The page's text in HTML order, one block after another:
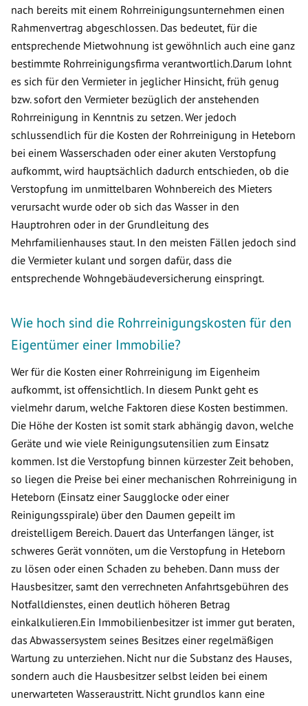
nach bereits mit einem Rohrreinigungsunternehmen einen
Rahmenvertrag abgeschlossen. Das bedeutet, für die
entsprechende Mietwohnung ist gewöhnlich auch eine ganz
bestimmte Rohrreinigungsfirma verantwortlich.Darum lohnt
es sich für den Vermieter in jeglicher Hinsicht, früh genug
bzw. sofort den Vermieter bezüglich der anstehenden
Rohrreinigung in Kenntnis zu setzen. Wer jedoch
schlussendlich für die Kosten der Rohrreinigung in Heteborn
bei einem Wasserschaden oder einer akuten Verstopfung
aufkommt, wird hauptsächlich dadurch entschieden, ob die
Verstopfung im unmittelbaren Wohnbereich des Mieters
verursacht wurde oder ob sich das Wasser in den
Hauptrohren oder in der Grundleitung des
Mehrfamilienhauses staut. In den meisten Fällen jedoch sind
die Vermieter kulant und sorgen dafür, dass die
entsprechende Wohngebäudeversicherung einspringt.
Wie hoch sind die Rohrreinigungskosten für den
Eigentümer einer Immobilie?
Wer für die Kosten einer Rohrreinigung im Eigenheim
aufkommt, ist offensichtlich. In diesem Punkt geht es
vielmehr darum, welche Faktoren diese Kosten bestimmen.
Die Höhe der Kosten ist somit stark abhängig davon, welche
Geräte und wie viele Reinigungsutensilien zum Einsatz
kommen. Ist die Verstopfung binnen kürzester Zeit behoben,
so liegen die Preise bei einer mechanischen Rohrreinigung in
Heteborn (Einsatz einer Saugglocke oder einer
Reinigungsspirale) über den Daumen gepeilt im
dreistelligem Bereich. Dauert das Unterfangen länger, ist
schweres Gerät vonnöten, um die Verstopfung in Heteborn
zu lösen oder einen Schaden zu beheben. Dann muss der
Hausbesitzer, samt den verrechneten Anfahrtsgebühren des
Notfalldienstes, einen deutlich höheren Betrag
einkalkulieren.Ein Immobilienbesitzer ist immer gut beraten,
das Abwassersystem seines Besitzes einer regelmäßigen
Wartung zu unterziehen. Nicht nur die Substanz des Hauses,
sondern auch die Hausbesitzer selbst leiden bei einem
unerwarteten Wasseraustritt. Nicht grundlos kann eine